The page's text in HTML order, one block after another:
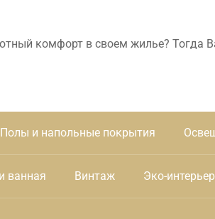
комфорт в своем жилье? Тогда
Полы и напольные покрытия
ванная Винтаж Эко-интерьер